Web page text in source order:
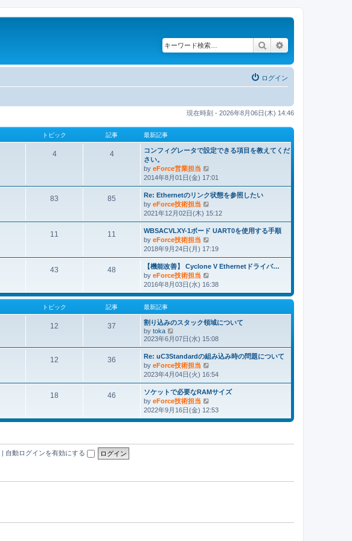
検索
ログイン
現在時刻 - 2026年8月06日(木) 14:46
トピック 記事 最新記事
4 4
コンフィグレータで設定できる項目を教えてくだ
さい。
by eForce営業担当
新
記
事
2014年8月01日(金) 17:01
83 85
Re: Ethernetのリンク状態を参照したい
by eForce技術担当
新
記
事
2021年12月02日(木) 15:12
11 11
WBSACVLXY-1ボード UART0を使用する手順
by eForce技術担当
新
記
事
2018年9月24日(月) 17:19
43 48
【機能改善】 Cyclone V Ethernetドライバ…
by eForce技術担当
新
記
2016年8月03日(水) 16:38
トピック 記事 最新記事
12 37
割り込みのスタック領域について
by toka
新
記
事
2023年6月07日(水) 15:08
12 36
Re: uC3Standardの組み込み時の問題について
by eForce技術担当
新
記
事
2023年4月04日(火) 16:54
18 46
ソケットで必要なRAMサイズ
by eForce技術担当
新
記
2022年9月16日(金) 12:53
| 自動ログインを有効にする